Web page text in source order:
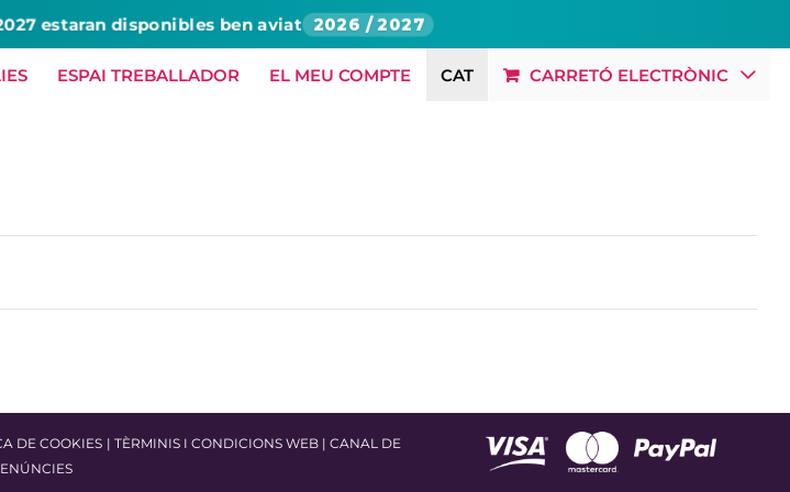
estaran disponibles ben aviat 2026 / 2027
ESPAI TREBALLADOR EL MEU COMPTE CAT CARRETÓ ELECTRÒNIC
DE COOKIES | TÈRMINIS I CONDICIONS WEB |CANAL DE